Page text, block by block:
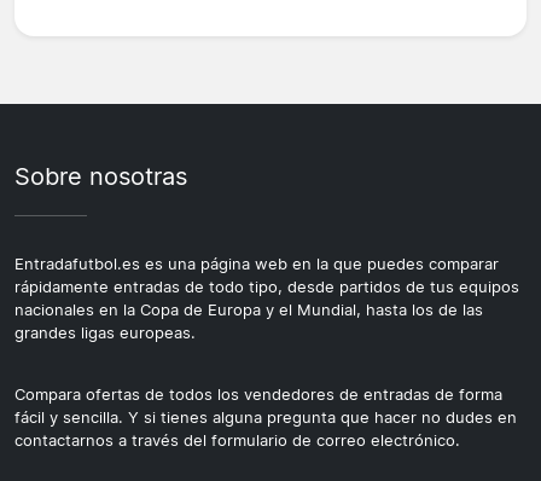
Sobre nosotras
Entradafutbol.es es una página web en la que puedes comparar
rápidamente entradas de todo tipo, desde partidos de tus equipos
nacionales en la Copa de Europa y el Mundial, hasta los de las
grandes ligas europeas.
Compara ofertas de todos los vendedores de entradas de forma
fácil y sencilla. Y si tienes alguna pregunta que hacer no dudes en
contactarnos a través del formulario de correo electrónico.